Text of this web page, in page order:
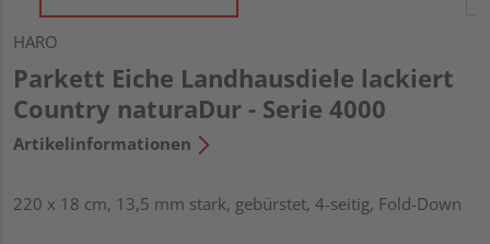
HARO
Parkett Eiche Landhausdiele lackiert
Country naturaDur - Serie 4000
Artikelinformationen
220 x 18 cm, 13,5 mm stark, gebürstet, 4-seitig, Fold-Down